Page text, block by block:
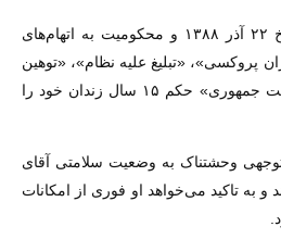
او از زمان دستگیری در تاریخ ۲۲ آذر ۱۳۸۸ و محکومیت به اتهام‌های
پروکسی»، «تبلیغ علیه نظام»، «توهین
به رهبری» و «توهین به ریاست جمهوری» حکم ۱۵ سال زندان خود را
وحشتناک به وضعیت سلامتی آقای
به تاکید می‌خواهد او فوری از امکانات